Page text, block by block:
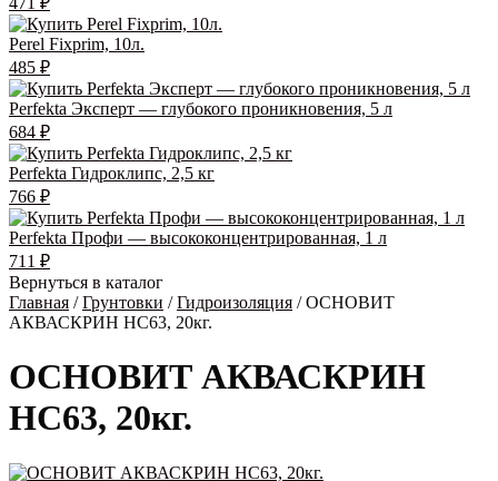
Perel Fixprim, 10л.
485 ₽
Perfekta Эксперт — глубокого проникновения, 5 л
684 ₽
Perfekta Гидроклипс, 2,5 кг
766 ₽
Perfekta Профи — высококонцентрированная, 1 л
711 ₽
Вернуться в каталог
Главная /Грунтовки /Гидроизоляция / ОСНОВИТ
АКВАСКРИН НС63, 20кг.
ОСНОВИТ АКВАСКРИН
НС63, 20кг.